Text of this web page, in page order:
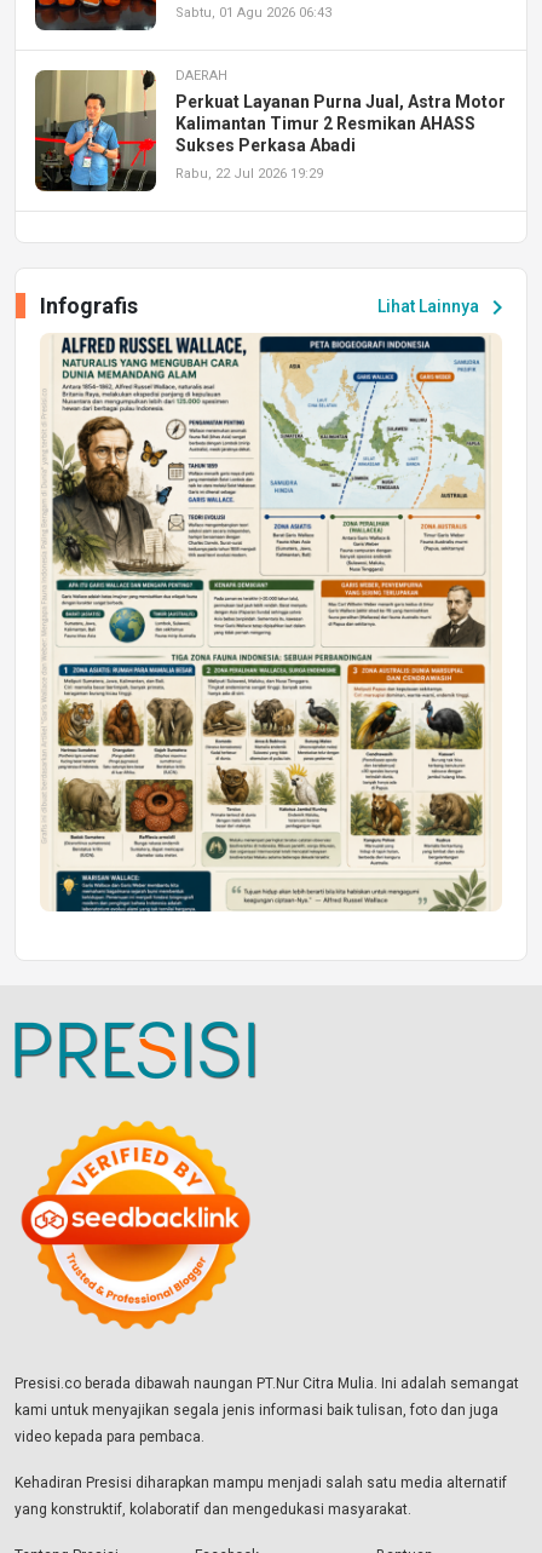
Sabtu, 01 Agu 2026 06:43
DAERAH
Perkuat Layanan Purna Jual, Astra Motor
Kalimantan Timur 2 Resmikan AHASS
Sukses Perkasa Abadi
Rabu, 22 Jul 2026 19:29
Peluang Kerja dan Magang
Jumat, 17 Jul 2026 22:30
DAERAH
Astra Motor Kalimantan Timur 2 Dukung
Mahasiswa Samarinda dalam Astra
Honda SDGs Future Leaders 2026
Jumat, 10 Jul 2026 19:01
Lihat Lainnya chevron_right
Infografis
Presisi.co berada dibawah naungan PT.Nur Citra Mulia. Ini adalah semangat
kami untuk menyajikan segala jenis informasi baik tulisan, foto dan juga
video kepada para pembaca.
Kehadiran Presisi diharapkan mampu menjadi salah satu media alternatif
yang konstruktif, kolaboratif dan mengedukasi masyarakat.